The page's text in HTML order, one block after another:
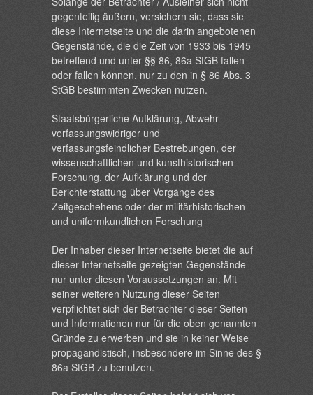
gegenteilig äußern, versichern sie, dass sie
diese Internetseite und die darin angebotenen
Gegenstände, die die Zeit von 1933 bis 1945
betreffend und unter §§ 86, 86a StGB fallen
oder fallen können, nur zu den in § 86 Abs. 3
StGB bestimmten Zwecken nutzen.
Staatsbürgerliche Aufklärung, Abwehr
verfassungswidriger und
verfassungsfeindlicher Bestrebungen, der
wissenschaftlichen und kunsthistorischen
Forschung, der Aufklärung und der
Berichterstattung über Vorgänge des
Zeitgeschehens oder der militärhistorischen
und uniformkundlichen Forschung
Der Inhaber dieser Internetseite bietet die auf
dieser Internetseite gezeigten Gegenstände
nur unter diesen Voraussetzungen an. Mit
seiner weiteren Nutzung dieser Seiten
verpflichtet sich der Betrachter dieser Seiten
und Informationen nur für die oben genannten
Gründe zu erwerben und sie in keiner Weise
propagandistisch, insbesondere im Sinne des §
86a StGB zu benutzen.